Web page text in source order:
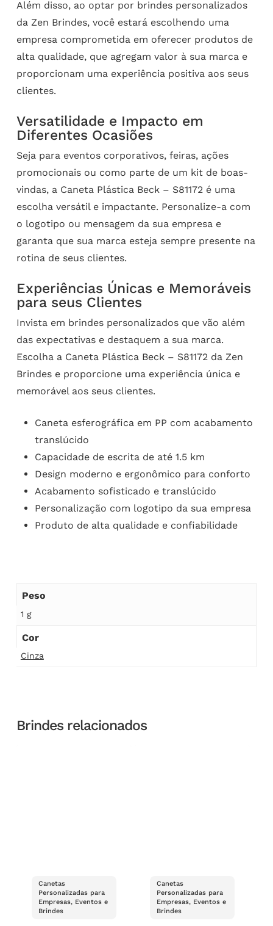
Além disso, ao optar por brindes personalizados
da Zen Brindes, você estará escolhendo uma
empresa comprometida em oferecer produtos de
alta qualidade, que agregam valor à sua marca e
proporcionam uma experiência positiva aos seus
clientes.
Versatilidade e Impacto em
Diferentes Ocasiões
Seja para eventos corporativos, feiras, ações
promocionais ou como parte de um kit de boas-
vindas, a Caneta Plástica Beck – S81172 é uma
escolha versátil e impactante. Personalize-a com
o logotipo ou mensagem da sua empresa e
garanta que sua marca esteja sempre presente na
rotina de seus clientes.
Experiências Únicas e Memoráveis
para seus Clientes
Invista em brindes personalizados que vão além
das expectativas e destaquem a sua marca.
Escolha a Caneta Plástica Beck – S81172 da Zen
Brindes e proporcione uma experiência única e
memorável aos seus clientes.
Caneta esferográfica em PP com acabamento
translúcido
Capacidade de escrita de até 1.5 km
Design moderno e ergonômico para conforto
Acabamento sofisticado e translúcido
Personalização com logotipo da sua empresa
Produto de alta qualidade e confiabilidade
Peso
1 g
Cor
Cinza
Brindes relacionados
Canetas
Personalizadas para
Empresas, Eventos e
Brindes
Canetas
Personalizadas para
Empresas, Eventos e
Brindes